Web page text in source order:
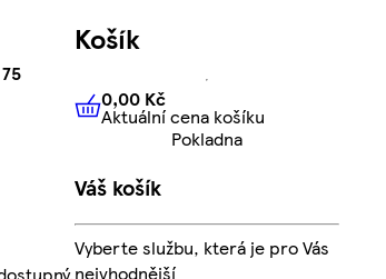
Košík
0,00 KčAktuální cena košíku
0,00 Kč
Aktuální cena košíku
Pokladna
Váš košík
Vyberte službu, která je pro Vás
nejvhodnější